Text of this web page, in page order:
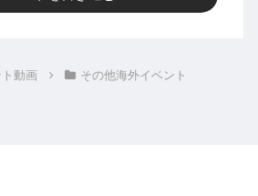
動画 その他海外イベント